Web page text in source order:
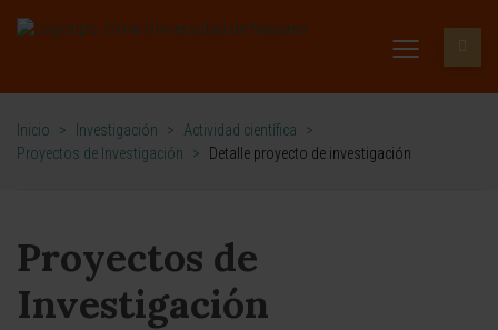
Inicio > Investigación > Actividad científica
>
Proyectos de Investigación
> Detalle proyecto de investigación
Proyectos de
Investigación